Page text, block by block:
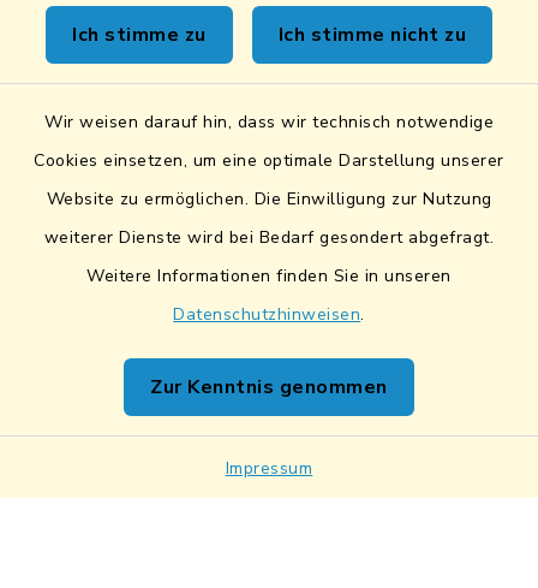
Ich stimme zu Ich stimme nicht zu
Wir weisen darauf hin, dass wir technisch notwendige
Cookies einsetzen, um eine optimale Darstellung unserer
Website zu ermöglichen. Die Einwilligung zur Nutzung
weiterer Dienste wird bei Bedarf gesondert abgefragt.
Weitere Informationen finden Sie in unseren
Datenschutzhinweisen.
Zur Kenntnis genommen
Impressum
Kontakt
Sicheres Kontaktformular
Sicherer Datentransfer
Barrierefreiheit
Impressum
Netiquette